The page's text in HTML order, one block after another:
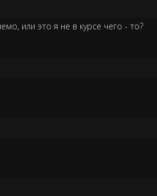
или это я не в курсе чего - то?